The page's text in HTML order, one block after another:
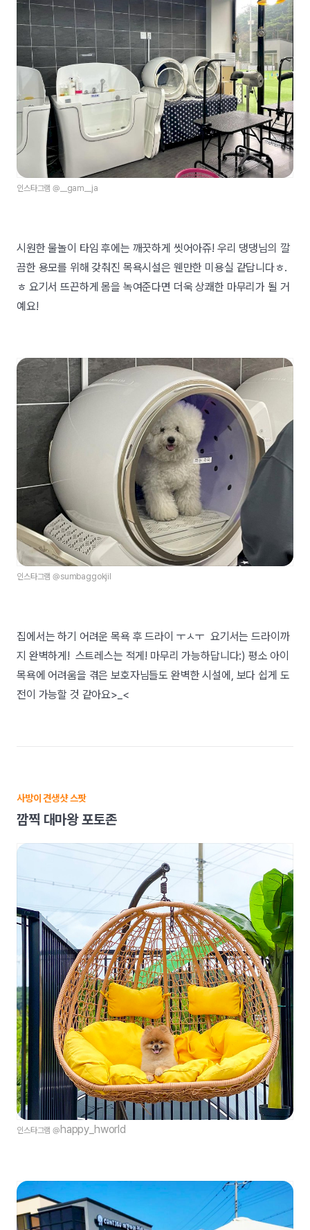
인스타그램 @__gam__ja
시원한 물놀이 타임 후에는 깨끗하게 씻어아쥬! 우리 댕댕님의 깔
끔한 용모를 위해 갖춰진 목욕시설은 웬만한 미용실 같답니다ㅎ.
ㅎ 요기서 뜨끈하게 몸을 녹여준다면 더욱 상쾌한 마무리가 될 거
예요!
인스타그램 @sumbaggokjil
집에서는 하기 어려운 목욕 후 드라이 ㅜㅅㅜ 요기서는 드라이까
지 완벽하게! 스트레스는 적게! 마무리 가능하답니다:) 평소 아이
목욕에 어려움을 겪은 보호자님들도 완벽한 시설에, 보다 쉽게 도
전이 가능할 것 같아요>_<
사방이 견생샷 스팟
깜찍 대마왕 포토존
인스타그램 @happy_hworld